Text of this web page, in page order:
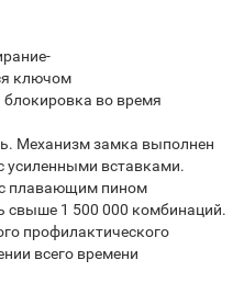
ключом
блокировка во время
Механизм замка выполнен
усиленными вставками.
с плавающим пином
свыше 1 500 000 комбинаций.
профилактического
всего времени